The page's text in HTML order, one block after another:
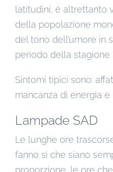
latitudini, è altrettanto
della popolazione
del tono dell’umore in
periodo della stagione
Sintomi tipici sono:
mancanza di energia e
Lampade SAD
Le lunghe ore
fanno sì che siano
proporzione, le ore